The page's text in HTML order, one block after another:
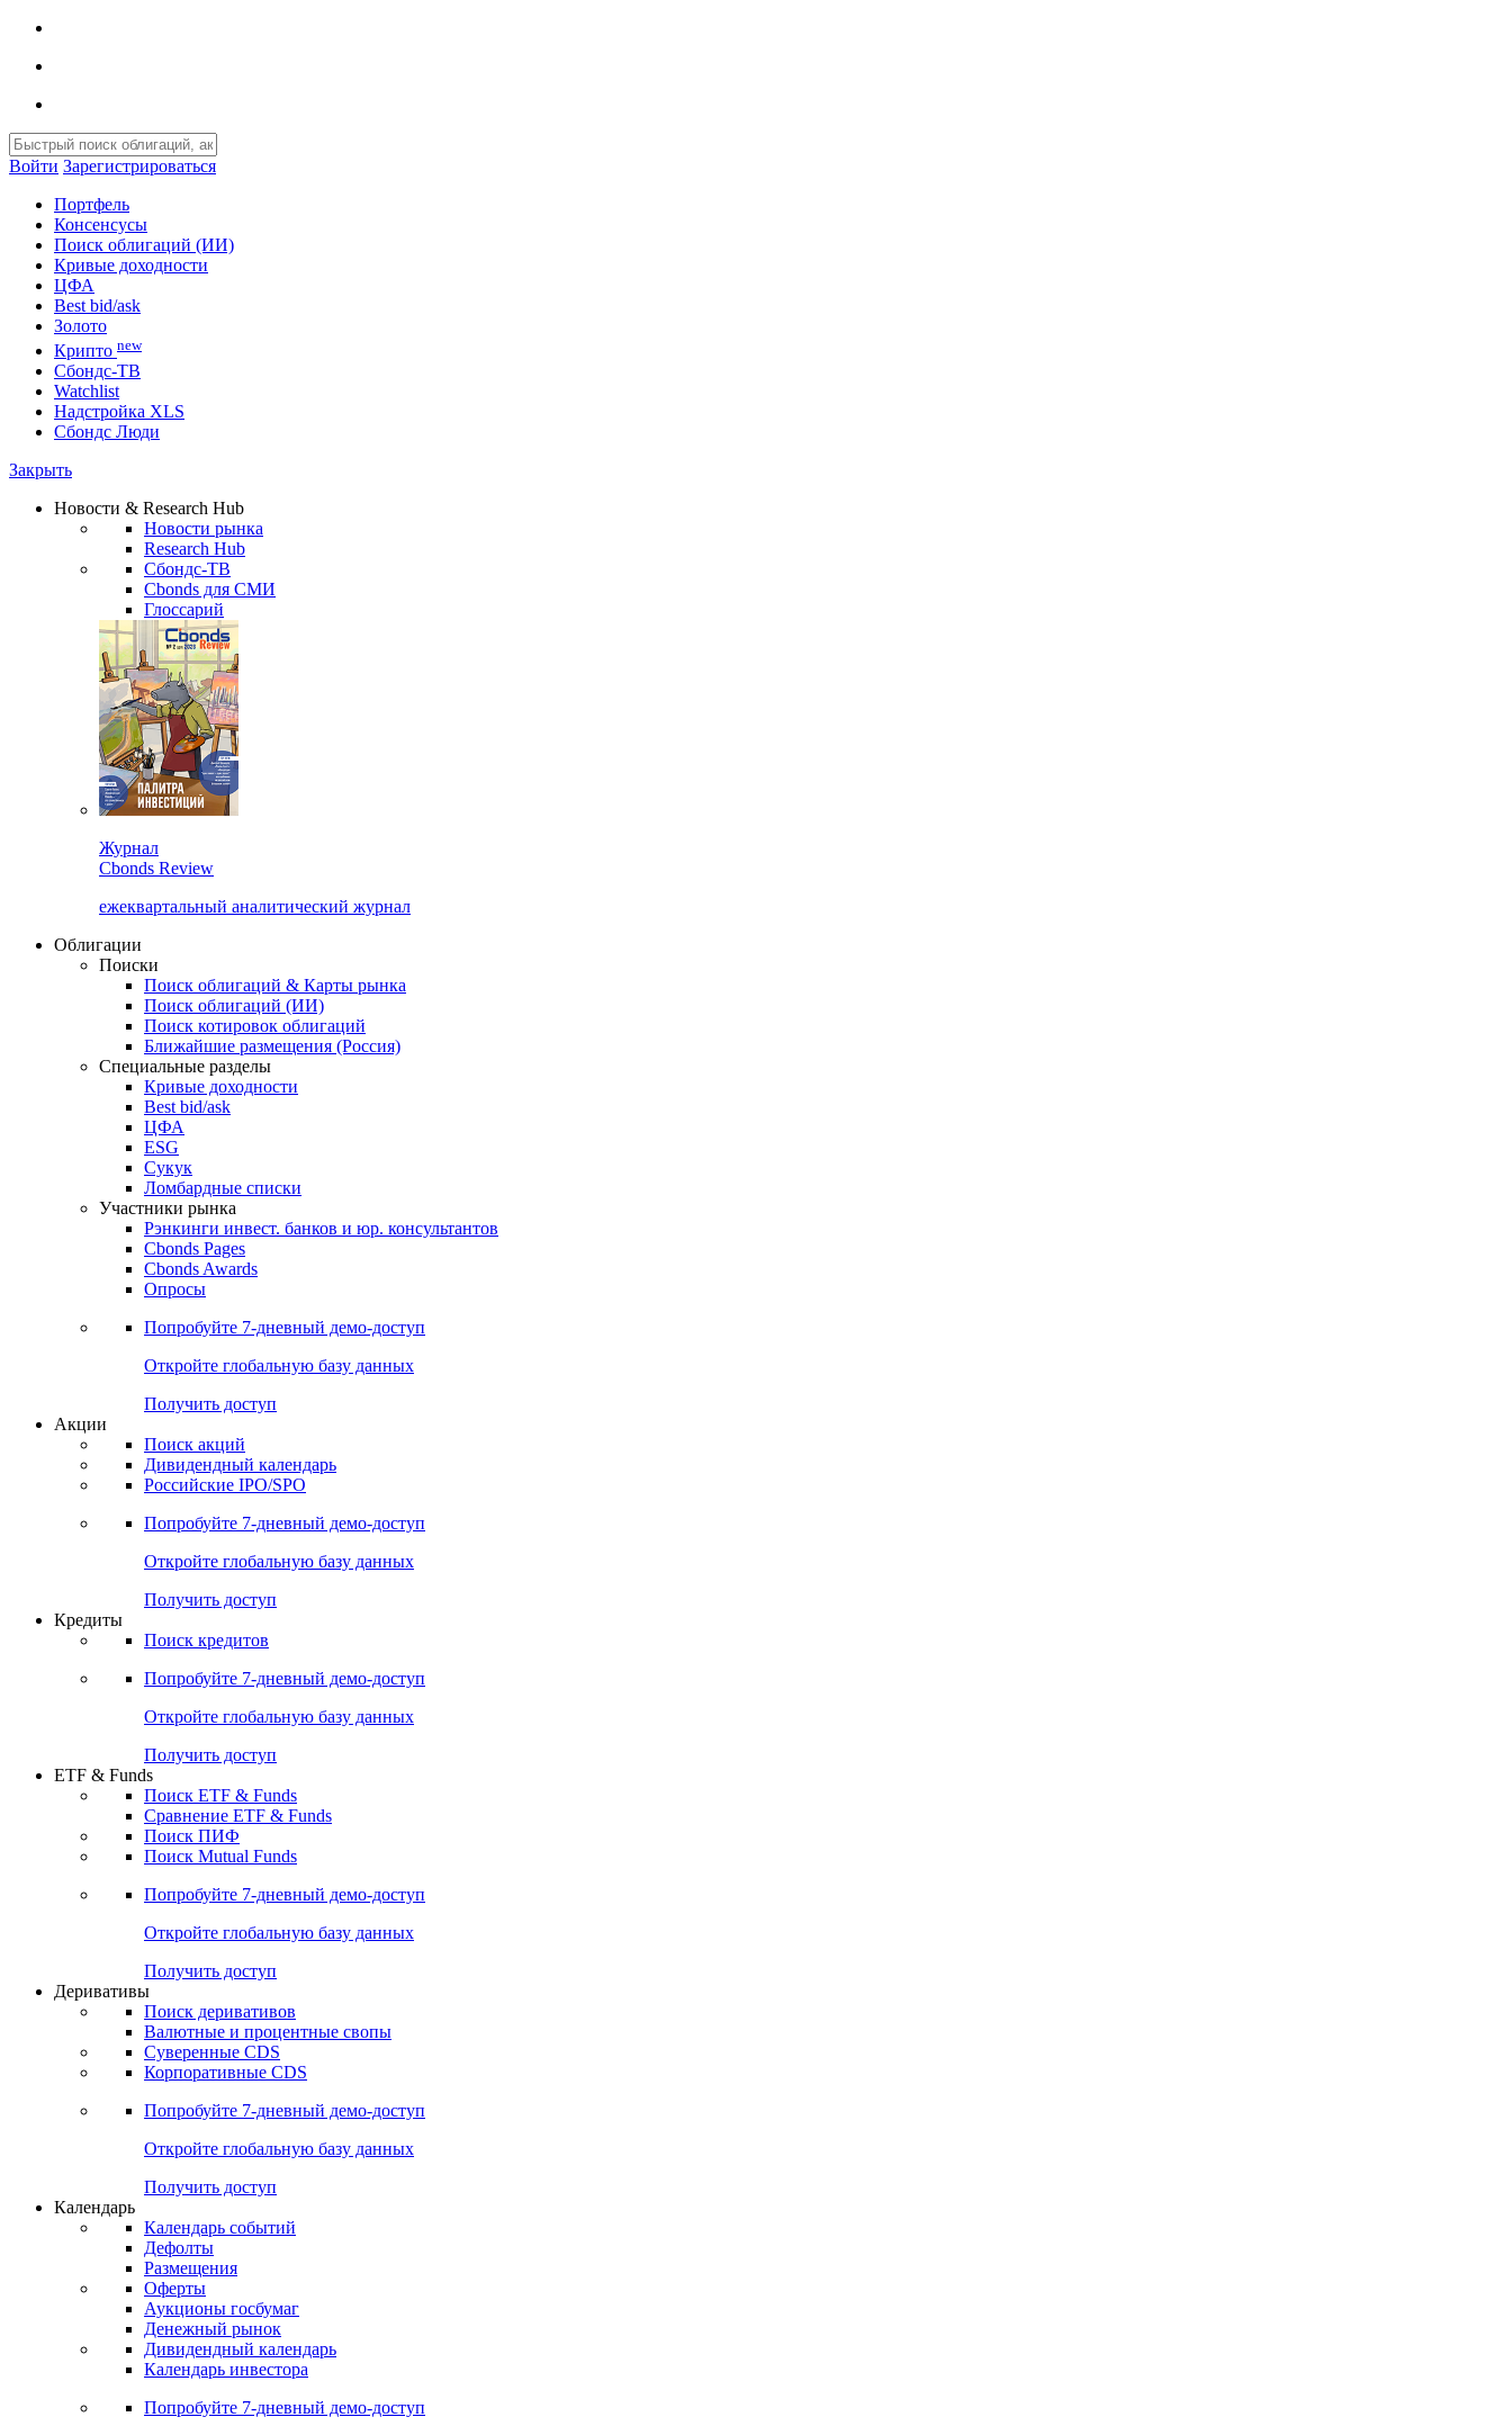
Войти Зарегистрироваться
Портфель
Консенсусы
Поиск облигаций (ИИ)
Кривые доходности
ЦФА
Best bid/ask
Золото
Крипто new
Сбондс-ТВ
Watchlist
Надстройка XLS
Сбондс Люди
Закрыть
Новости & Research Hub
Новости рынка
Research Hub
Сбондс-ТВ
Cbonds для СМИ
Глоссарий
Журнал
Cbonds Review
ежеквартальный аналитический журнал
Облигации
Поиски
Поиск облигаций & Карты рынка
Поиск облигаций (ИИ)
Поиск котировок облигаций
Ближайшие размещения (Россия)
Специальные разделы
Кривые доходности
Best bid/ask
ЦФА
ESG
Сукук
Ломбардные списки
Участники рынка
Рэнкинги инвест. банков и юр. консультантов
Cbonds Pages
Cbonds Awards
Опросы
Попробуйте 7-дневный демо-доступ
Откройте глобальную базу данных
Получить доступ
Акции
Поиск акций
Дивидендный календарь
Российские IPO/SPO
Попробуйте 7-дневный демо-доступ
Откройте глобальную базу данных
Получить доступ
Кредиты
Поиск кредитов
Попробуйте 7-дневный демо-доступ
Откройте глобальную базу данных
Получить доступ
ETF & Funds
Поиск ETF & Funds
Сравнение ETF & Funds
Поиск ПИФ
Поиск Mutual Funds
Попробуйте 7-дневный демо-доступ
Откройте глобальную базу данных
Получить доступ
Деривативы
Поиск деривативов
Валютные и процентные свопы
Суверенные CDS
Корпоративные CDS
Попробуйте 7-дневный демо-доступ
Откройте глобальную базу данных
Получить доступ
Календарь
Календарь событий
Дефолты
Размещения
Оферты
Аукционы госбумаг
Денежный рынок
Дивидендный календарь
Календарь инвестора
Попробуйте 7-дневный демо-доступ